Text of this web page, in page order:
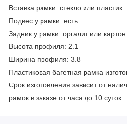
Вставка рамки: стекло или пластик
Подвес у рамки: есть
Задник у рамки: оргалит или картон
Высота профиля: 2.1
Ширина профиля: 3.8
Пластиковая багетная рамка
Срок изготовления зависит от
рамок в заказе от часа до 10 суток.